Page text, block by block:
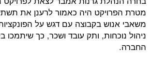
היה כאמור לרענן את תשתיות מערכות
בקבוצה עם דגש על הפונקציות הבאות:
ותק עובד ושכר, כך שיתמכו בערכי